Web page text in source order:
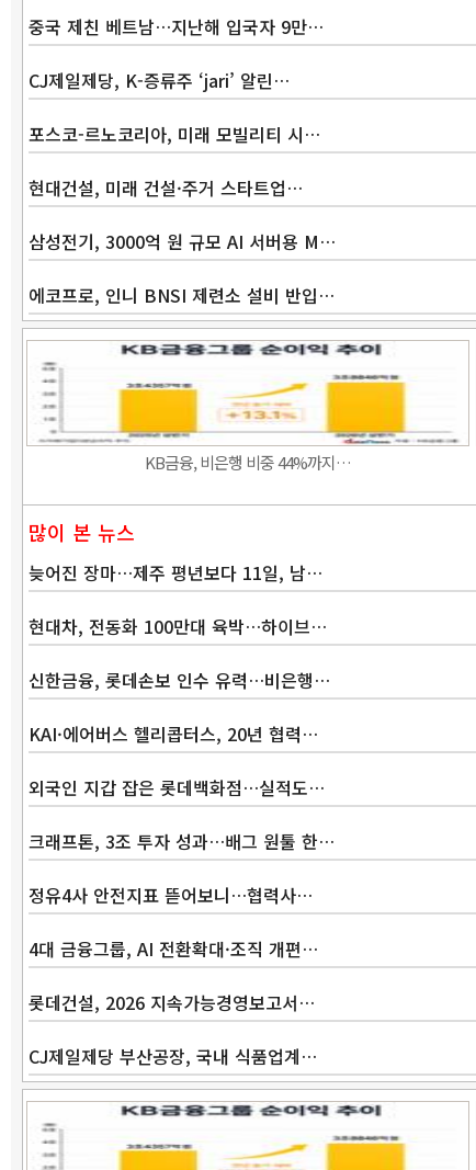
중국 제친 베트남…지난해 입국자 9만…
CJ제일제당, K-증류주 ‘jari’ 알린…
포스코-르노코리아, 미래 모빌리티 시…
현대건설, 미래 건설·주거 스타트업…
삼성전기, 3000억 원 규모 AI 서버용 M…
에코프로, 인니 BNSI 제련소 설비 반입…
KB금융, 비은행 비중 44%까지…
많이 본 뉴스
늦어진 장마…제주 평년보다 11일, 남…
현대차, 전동화 100만대 육박…하이브…
신한금융, 롯데손보 인수 유력…비은행…
KAI·에어버스 헬리콥터스, 20년 협력…
외국인 지갑 잡은 롯데백화점…실적도…
크래프톤, 3조 투자 성과…배그 원툴 한…
정유4사 안전지표 뜯어보니…협력사…
4대 금융그룹, AI 전환확대·조직 개편…
롯데건설, 2026 지속가능경영보고서…
CJ제일제당 부산공장, 국내 식품업계…